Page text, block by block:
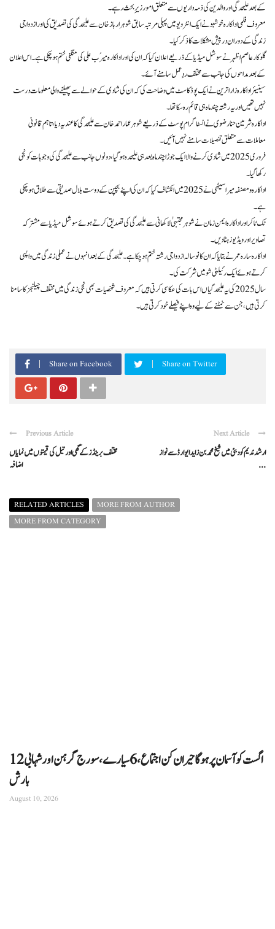
کے بعد علیحدگی اور والدین کی ذمہ داریوں سے متعلق امور زیرِ بحث رہے۔
معروف فلمی اداکارہ خوشبو نے ایک انٹرویو میں پہلی مرتبہ سابق شوہر ارباز خان سے علیحدگی کی تصدیق کی اور ازدواجی
زندگی کے دوران درپیش مشکلات کا ذکر کیا۔
گلوکار عاصم اظہر نے سوشل میڈیا کے ذریعے اعلان کیا کہ ان کی اور اداکارہ میرُب علی کی منگنی ختم ہوچکی ہے۔ اس اعلان
کے بعد مداحوں کی جانب سے مختلف ردِعمل سامنے آئے۔
سینیئر اداکارہ زارا ترین نے ایک پوڈکاسٹ میں وضاحت کی کہ ان کی شادی کے حوالے سے پھیلنے والی معلومات درست
نہیں تھیں اور یہ رشتہ چند ماہ ہی قائم رہ سکا تھا۔
اداکارہ شرمین حنا رضوی نے انسٹاگرام پوسٹ کے ذریعے شوہر عمار احمد خان سے علیحدگی کا عندیہ دیا، تاہم قانونی
معاملات سے متعلق تفصیلات سامنے نہیں آئیں۔
فروری 2025 میں شادی کرنے والا ایک جوڑا چند ماہ بعد ہی علیحدہ ہوگیا، دونوں جانب سے علیحدگی کی وجوہات کو نجی
رکھا گیا۔
اداکارہ و مصنفہ میرا سیٹھی نے 2025 میں انکشاف کیا کہ ان کی اپنے بچپن کے دوست بلال صدیقی سے طلاق ہوچکی
ہے۔
ٹک ٹاکر اور اداکارہ ایمن زمان نے شوہر مجتبیٰ لاکھانی سے علیحدگی کی تصدیق کرتے ہوئے سوشل میڈیا سے مشترکہ
تصاویر اور ویڈیوز ہٹا دیں۔
اداکارہ سارہ عمر نے بتایا کہ ان کا نو سالہ ازدواجی رشتہ ختم ہوچکا ہے۔ علیحدگی کے بعد انہوں نے عملی زندگی میں واپسی
کرتے ہوئے ایک رئیلٹی شو میں شرکت کی۔
سال 2025 کی یہ علیحدگیاں اس بات کی عکاسی کرتی ہیں کہ معروف شخصیات بھی نجی زندگی میں مختلف چیلنجز کا سامنا
کرتی ہیں، جن سے نمٹنے کے لیے وہ اپنے فیصلے خود کرتی ہیں۔
Share on Facebook Share on Twitter
Previous Article
مختلف برینڈز کے گھی اور تیل کی قیمتوں میں نمایاں
اضافہ
Next Article
ارشد ندیم کو دبئی میں شیخ محمد بن زاید ایوارڈ سے نواز
...
RELATED ARTICLES
MORE FROM AUTHOR
MORE FROM CATEGORY
12 اگست کو آسمان پر ہوگا حیران کن اجتماع، 6 سیارے، سورج گرہن اور شہابی
بارش
August 10, 2026